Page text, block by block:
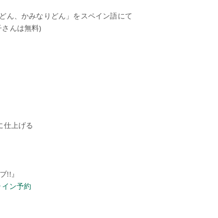
ん、かみなりどん」をスペイン語にて
んは無料)
仕上げる
!!』
ン予約